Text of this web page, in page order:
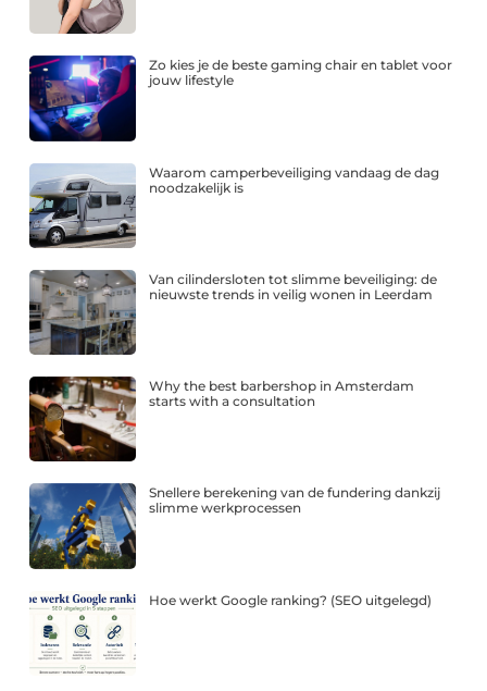
Zo kies je de beste gaming chair en tablet voor
jouw lifestyle
Waarom camperbeveiliging vandaag de dag
noodzakelijk is
Van cilindersloten tot slimme beveiliging: de
nieuwste trends in veilig wonen in Leerdam
Why the best barbershop in Amsterdam
starts with a consultation
Snellere berekening van de fundering dankzij
slimme werkprocessen
Hoe werkt Google ranking? (SEO uitgelegd)